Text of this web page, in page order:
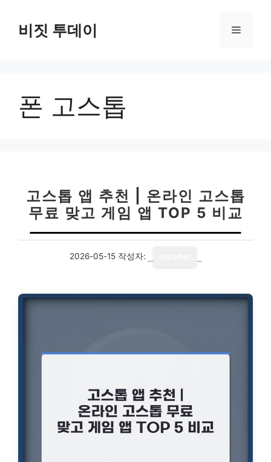
비짓 투데이 메
폰 고스톱
고스톱 앱 추천 | 온라인 고스톱
무료 맞고 게임 앱 TOP 5 비교
2026-05-15 작성자: